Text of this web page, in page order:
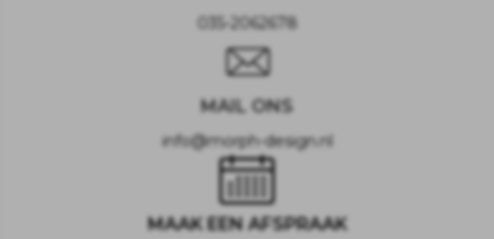
035-2062678
MAIL ONS
info@morph-design.nl
MAAK EEN AFSPRAAK